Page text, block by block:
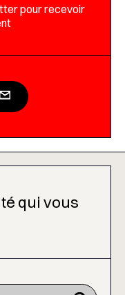
pour recevoir
qui vous